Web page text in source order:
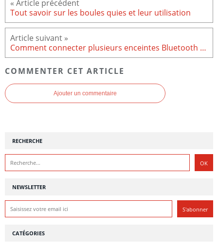
Tout savoir sur les boules quies et leur utilisation
Comment connecter plusieurs enceintes Bluetooth à un seul Smartphone ?
COMMENTER CET ARTICLE
Ajouter un commentaire
NEWSLETTER
RECHERCHE
CATÉGORIES